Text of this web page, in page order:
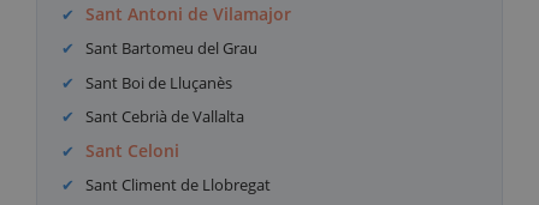
Sant Antoni de Vilamajor
Sant Bartomeu del Grau
Sant Boi de Lluçanès
Sant Cebrià de Vallalta
Sant Celoni
Sant Climent de Llobregat